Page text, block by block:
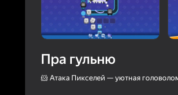
Пра гульню
🐹 Атака Пикселей — уютная